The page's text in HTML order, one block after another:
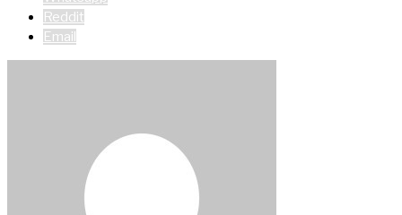
Reddit
Email